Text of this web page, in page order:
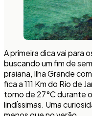
A primeira dica vai para
buscando um fim de
praiana, Ilha Grande
fica a 111 Km do Rio de
torno de 27°C durante
lindíssimas. Uma